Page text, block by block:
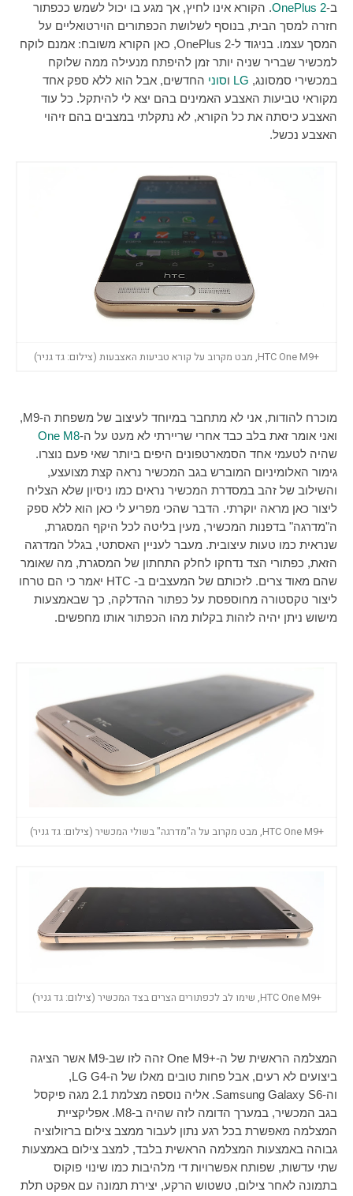
ב-OnePlus 2. הקורא אינו לחיץ, אך מגע בו יכול לשמש ככפתור
חזרה למסך הבית, בנוסף לשלושת הכפתורים הוירטואליים על
המסך עצמו. בניגוד ל-OnePlus 2, כאן הקורא משובח: אמנם לוקח
למכשיר שבריר שניה יותר זמן להיפתח מנעילה ממה שלוקח
במכשירי סמסונג, LG וסוני החדשים, אבל הוא ללא ספק אחד
מקוראי טביעות האצבע האמינים בהם יצא לי להיתקל. כל עוד
האצבע כיסתה את כל הקורא, לא נתקלתי במצבים בהם זיהוי
האצבע נכשל.
+HTC One M9, מבט מקרוב על קורא טביעות האצבעות (צילום: גד גניר)
מוכרח להודות, אני לא מתחבר במיוחד לעיצוב של משפחת ה-M9
,
ואני אומר זאת בלב כבד אחרי שריירתי לא מעט על ה-One M8
שהיה לטעמי אחד הסמארטפונים היפים ביותר שאי פעם נוצרו.
גימור האלומיניום המוברש בגב המכשיר נראה קצת מצועצע,
והשילוב של זהב במסדרת המכשיר נראים כמו ניסיון שלא הצליח
ליצור כאן מראה יוקרתי. הדבר שהכי מפריע לי כאן הוא ללא ספק
ה"מדרגה" בדפנות המכשיר, מעין בליטה לכל היקף המסגרת,
שנראית כמו טעות עיצובית. מעבר לעניין האסתטי, בגלל המדרגה
הזאת, כפתורי הצד נדחקו לחלק התחתון של המסגרת, מה שאומר
שהם מאוד צרים. לזכותם של המעצבים ב- HTC יאמר כי הם טרחו
ליצור טקסטורה מחוספסת על כפתור ההדלקה, כך שבאמצעות
מישוש ניתן יהיה לזהות בקלות מהו הכפתור אותו מחפשים.
+HTC One M9, מבט מקרוב על ה"מדרגה" בשולי המכשיר (צילום: גד גניר)
+HTC One M9, שימו לב לכפתורים הצרים בצד המכשיר (צילום: גד גניר)
המצלמה הראשית של ה-+One M9 זהה לזו שב-M9 אשר הציגה
ביצועים לא רעים, אבל פחות טובים מאלו של ה-LG G4
,
וה-Samsung Galaxy S6
. אליה נוספה מצלמת 2.1 מגה פיקסל
בגב המכשיר, במערך הדומה לזה שהיה ב-M8. אפליקציית
המצלמה מאפשרת בכל רגע נתון לעבור ממצב צילום ברזולוציה
גבוהה באמצעות המצלמה הראשית בלבד, למצב צילום באמצעות
שתי עדשות, שפותח אפשרויות די מלהיבות כמו שינוי פוקוס
בתמונה לאחר צילום, טשטוש הרקע, יצירת תמונה עם אפקט תלת